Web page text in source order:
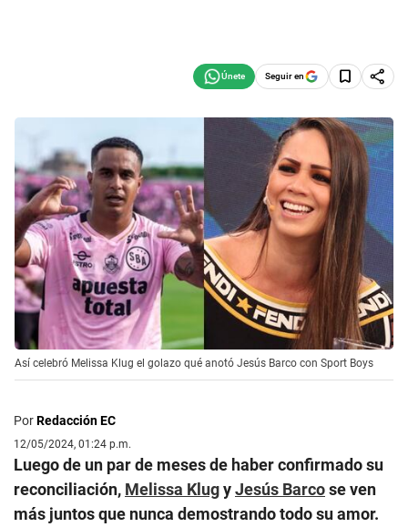
Seguir en
Así celebró Melissa Klug el golazo qué anotó Jesús Barco con Sport Boys
PorRedacción EC
12/05/2024, 01:24 p.m.
Luego de un par de meses de haber confirmado su
reconciliación, Melissa KlugyJesús Barcose ven
más juntos que nunca demostrando todo su amor.